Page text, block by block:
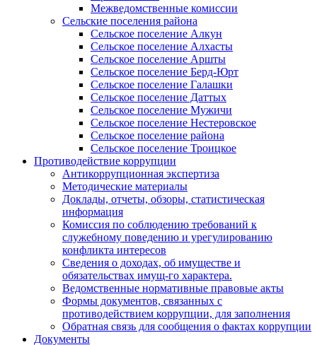
Межведомственные комиссии
Сельские поселения района
Сельское поселение Алкун
Сельское поселение Алхасты
Сельское поселение Аршты
Сельское поселение Берд-Юрт
Сельское поселение Галашки
Сельское поселение Даттых
Сельское поселение Мужичи
Сельское поселение Нестеровское
Сельское поселение района
Сельское поселение Троицкое
Противодействие коррупции
Антикоррупционная экспертиза
Методические материалы
Доклады, отчеты, обзоры, статистическая
информация
Комиссия по соблюдению требований к
служебному поведению и урегулированию
конфликта интересов
Сведения о доходах, об имуществе и
обязательствах имущ-го характера.
Ведомственные нормативные правовые акты
Формы документов, связанных с
противодействием коррупции, для заполнения
Обратная связь для сообщения о фактах коррупции
Документы